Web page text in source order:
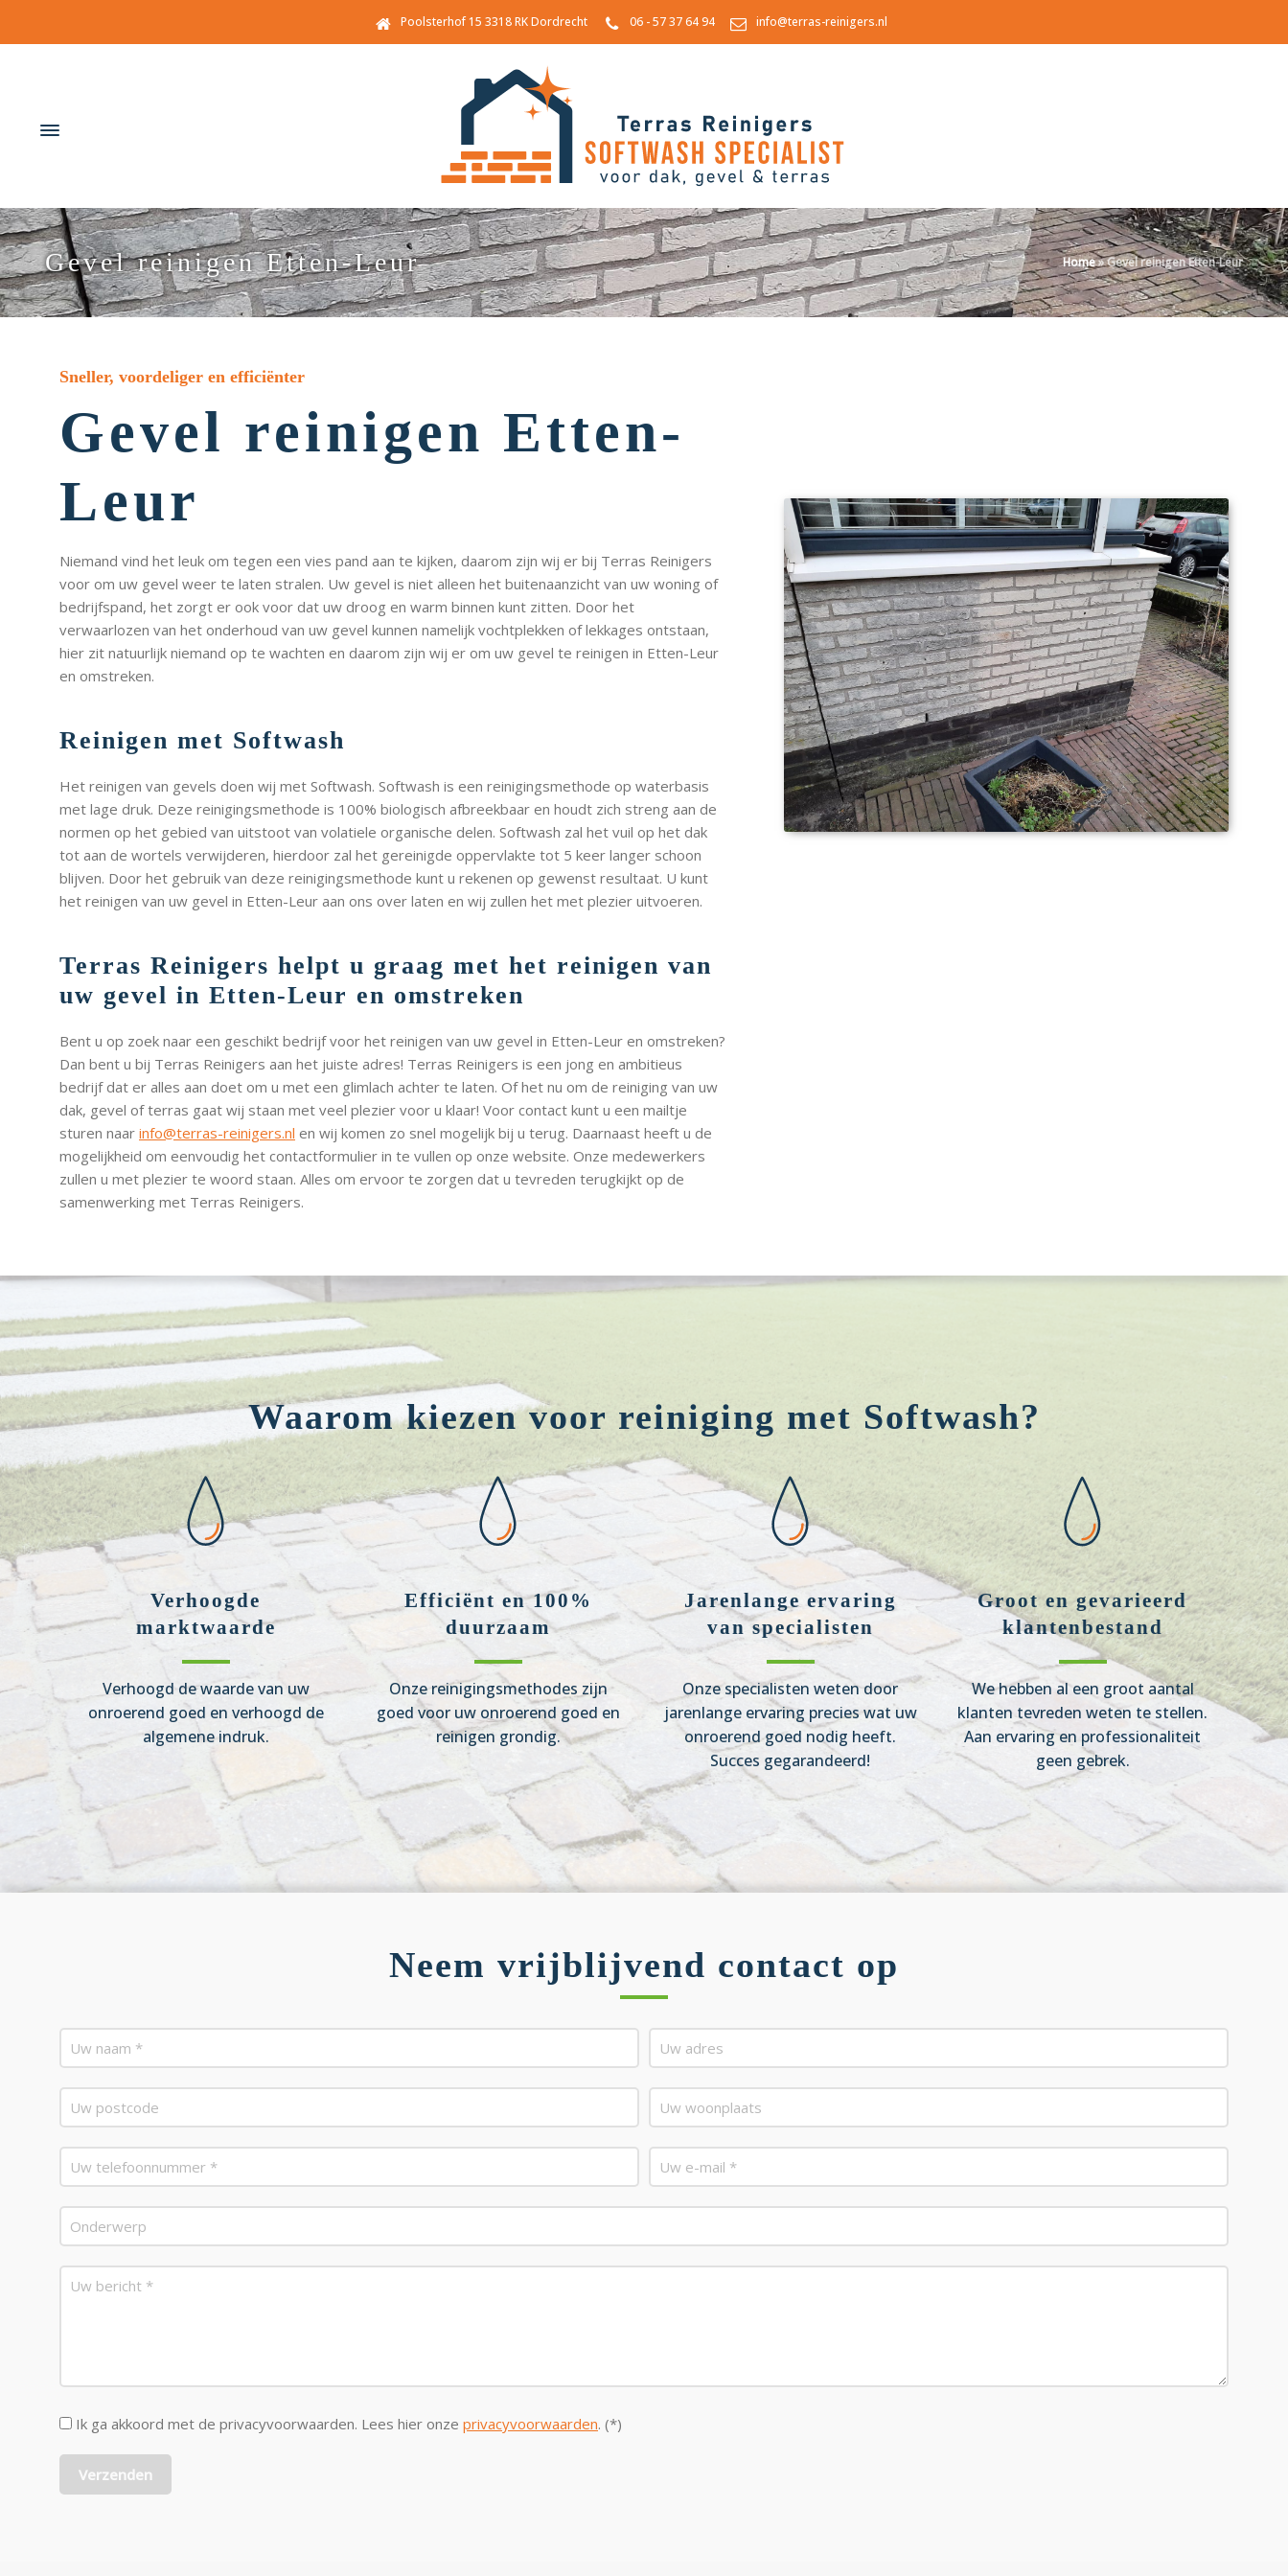
Poolsterhof 15 3318 RK Dordrecht 06 - 57 37 64 94 info@terras-reinigers.nl
Gevel reinigen Etten-Leur Home»Gevel reinigen Etten-Leur
Sneller, voordeliger en efficiënter
Gevel reinigen Etten-
Leur
Niemand vind het leuk om tegen een vies pand aan te kijken, daarom zijn wij er bij Terras Reinigers
voor om uw gevel weer te laten stralen. Uw gevel is niet alleen het buitenaanzicht van uw woning of
bedrijfspand, het zorgt er ook voor dat uw droog en warm binnen kunt zitten. Door het
verwaarlozen van het onderhoud van uw gevel kunnen namelijk vochtplekken of lekkages ontstaan,
hier zit natuurlijk niemand op te wachten en daarom zijn wij er om uw gevel te reinigen in Etten-Leur
en omstreken.
Reinigen met Softwash
Het reinigen van gevels doen wij met Softwash. Softwash is een reinigingsmethode op waterbasis
met lage druk. Deze reinigingsmethode is 100% biologisch afbreekbaar en houdt zich streng aan de
normen op het gebied van uitstoot van volatiele organische delen. Softwash zal het vuil op het dak
tot aan de wortels verwijderen, hierdoor zal het gereinigde oppervlakte tot 5 keer langer schoon
blijven. Door het gebruik van deze reinigingsmethode kunt u rekenen op gewenst resultaat. U kunt
het reinigen van uw gevel in Etten-Leur aan ons over laten en wij zullen het met plezier uitvoeren.
Terras Reinigers helpt u graag met het reinigen van
uw gevel in Etten-Leur en omstreken
Bent u op zoek naar een geschikt bedrijf voor het reinigen van uw gevel in Etten-Leur en omstreken?
Dan bent u bij Terras Reinigers aan het juiste adres! Terras Reinigers is een jong en ambitieus
bedrijf dat er alles aan doet om u met een glimlach achter te laten. Of het nu om de reiniging van uw
dak, gevel of terras gaat wij staan met veel plezier voor u klaar! Voor contact kunt u een mailtje
sturen naar info@terras-reinigers.nl en wij komen zo snel mogelijk bij u terug. Daarnaast heeft u de
mogelijkheid om eenvoudig het contactformulier in te vullen op onze website. Onze medewerkers
zullen u met plezier te woord staan. Alles om ervoor te zorgen dat u tevreden terugkijkt op de
samenwerking met Terras Reinigers.
Waarom kiezen voor reiniging met Softwash?
Verhoogde
marktwaarde
Verhoogd de waarde van uw
onroerend goed en verhoogd de
algemene indruk.
Efficiënt en 100%
duurzaam
Onze reinigingsmethodes zijn
goed voor uw onroerend goed en
reinigen grondig.
Jarenlange ervaring
van specialisten
Onze specialisten weten door
jarenlange ervaring precies wat uw
onroerend goed nodig heeft.
Succes gegarandeerd!
Groot en gevarieerd
klantenbestand
We hebben al een groot aantal
klanten tevreden weten te stellen.
Aan ervaring en professionaliteit
geen gebrek.
Neem vrijblijvend contact op
Ik ga akkoord met de privacyvoorwaarden. Lees hier onze privacyvoorwaarden. (*)